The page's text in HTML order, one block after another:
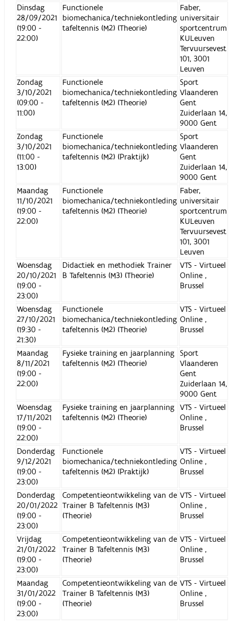
Dinsdag
28/09/2021
(19:00 -
22:00)
Functionele
biomechanica/techniekontleding
tafeltennis (M2) (Theorie)
Faber,
universitair
sportcentrum
KULeuven
Tervuursevest
101, 3001
Leuven
Zondag
3/10/2021
(09:00 -
11:00)
Functionele
biomechanica/techniekontleding
tafeltennis (M2) (Theorie)
Sport
Vlaanderen
Gent
Zuiderlaan 14,
9000 Gent
Zondag
3/10/2021
(11:00 -
13:00)
Functionele
biomechanica/techniekontleding
tafeltennis (M2) (Praktijk)
Sport
Vlaanderen
Gent
Zuiderlaan 14,
9000 Gent
Maandag
11/10/2021
(19:00 -
22:00)
Functionele
biomechanica/techniekontleding
tafeltennis (M2) (Theorie)
Faber,
universitair
sportcentrum
KULeuven
Tervuursevest
101, 3001
Leuven
Woensdag
20/10/2021
(19:00 -
23:00)
Didactiek en methodiek Trainer
B Tafeltennis (M3) (Theorie)
VTS - Virtueel
Online ,
Brussel
Woensdag
27/10/2021
(19:30 -
21:30)
Functionele
biomechanica/techniekontleding
tafeltennis (M2) (Theorie)
VTS - Virtueel
Online ,
Brussel
Maandag
8/11/2021
(19:00 -
22:00)
Fysieke training en jaarplanning
tafeltennis (M2) (Theorie)
Sport
Vlaanderen
Gent
Zuiderlaan 14,
9000 Gent
Woensdag
17/11/2021
(19:00 -
22:00)
Fysieke training en jaarplanning
tafeltennis (M2) (Theorie)
VTS - Virtueel
Online ,
Brussel
Donderdag
9/12/2021
(19:00 -
23:00)
Functionele
biomechanica/techniekontleding
tafeltennis (M2) (Praktijk)
VTS - Virtueel
Online ,
Brussel
Donderdag
20/01/2022
(19:00 -
23:00)
Competentieontwikkeling van de
Trainer B Tafeltennis (M3)
(Theorie)
VTS - Virtueel
Online ,
Brussel
Vrijdag
21/01/2022
(19:00 -
23:00)
Competentieontwikkeling van de
Trainer B Tafeltennis (M3)
(Theorie)
VTS - Virtueel
Online ,
Brussel
Maandag
31/01/2022
(19:00 -
23:00)
Competentieontwikkeling van de
Trainer B Tafeltennis (M3)
(Theorie)
VTS - Virtueel
Online ,
Brussel